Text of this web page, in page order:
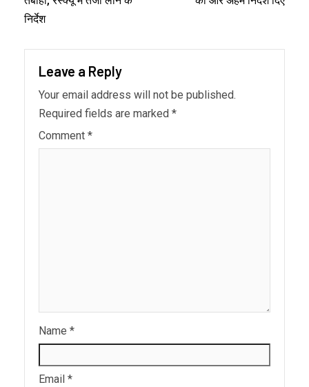
निर्देश
Leave a Reply
Your email address will not be published.
Required fields are marked *
Comment *
Name *
Email *